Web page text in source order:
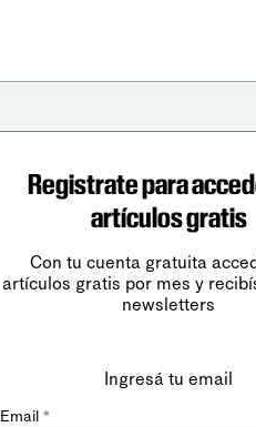
Registrate para
artículos gratis
Con tu cuenta gratuita
artículos gratis por mes y
newsletters
Ingresá tu email
Email *